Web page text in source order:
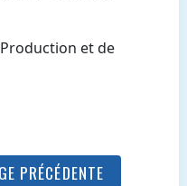
et de
PRÉCÉDENTE